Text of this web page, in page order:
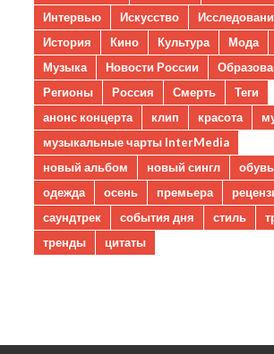
Интервью
Искусство
История
Кино Культура Мода
Музыка
Новости России
Регионы
Россия Смерть
Теги
анонс концерта
клип красота
музыкальные чарты InterMedia
новый альбом
новый сингл
обувь
одежда
осень премьера
саундтрек
события дня стиль
тренды
цитаты